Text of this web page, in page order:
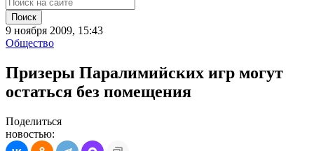
Поиск
9 ноября 2009, 15:43
Общество
Призеры Паралимийских игр могут
остаться без помещения
Поделиться
новостью: